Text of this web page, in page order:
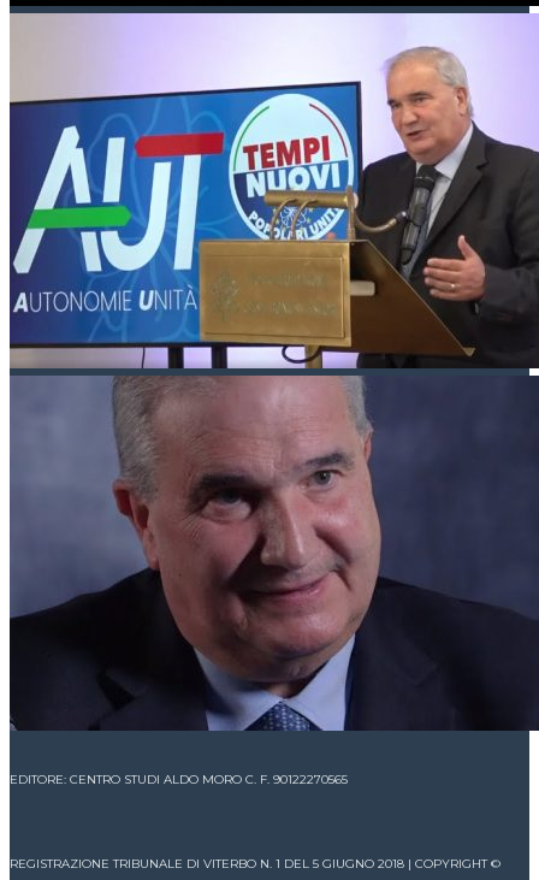
EDITORE: CENTRO STUDI ALDO MORO C. F. 90122270565
REGISTRAZIONE TRIBUNALE DI VITERBO N. 1 DEL 5 GIUGNO 2018 | COPYRIGHT ©